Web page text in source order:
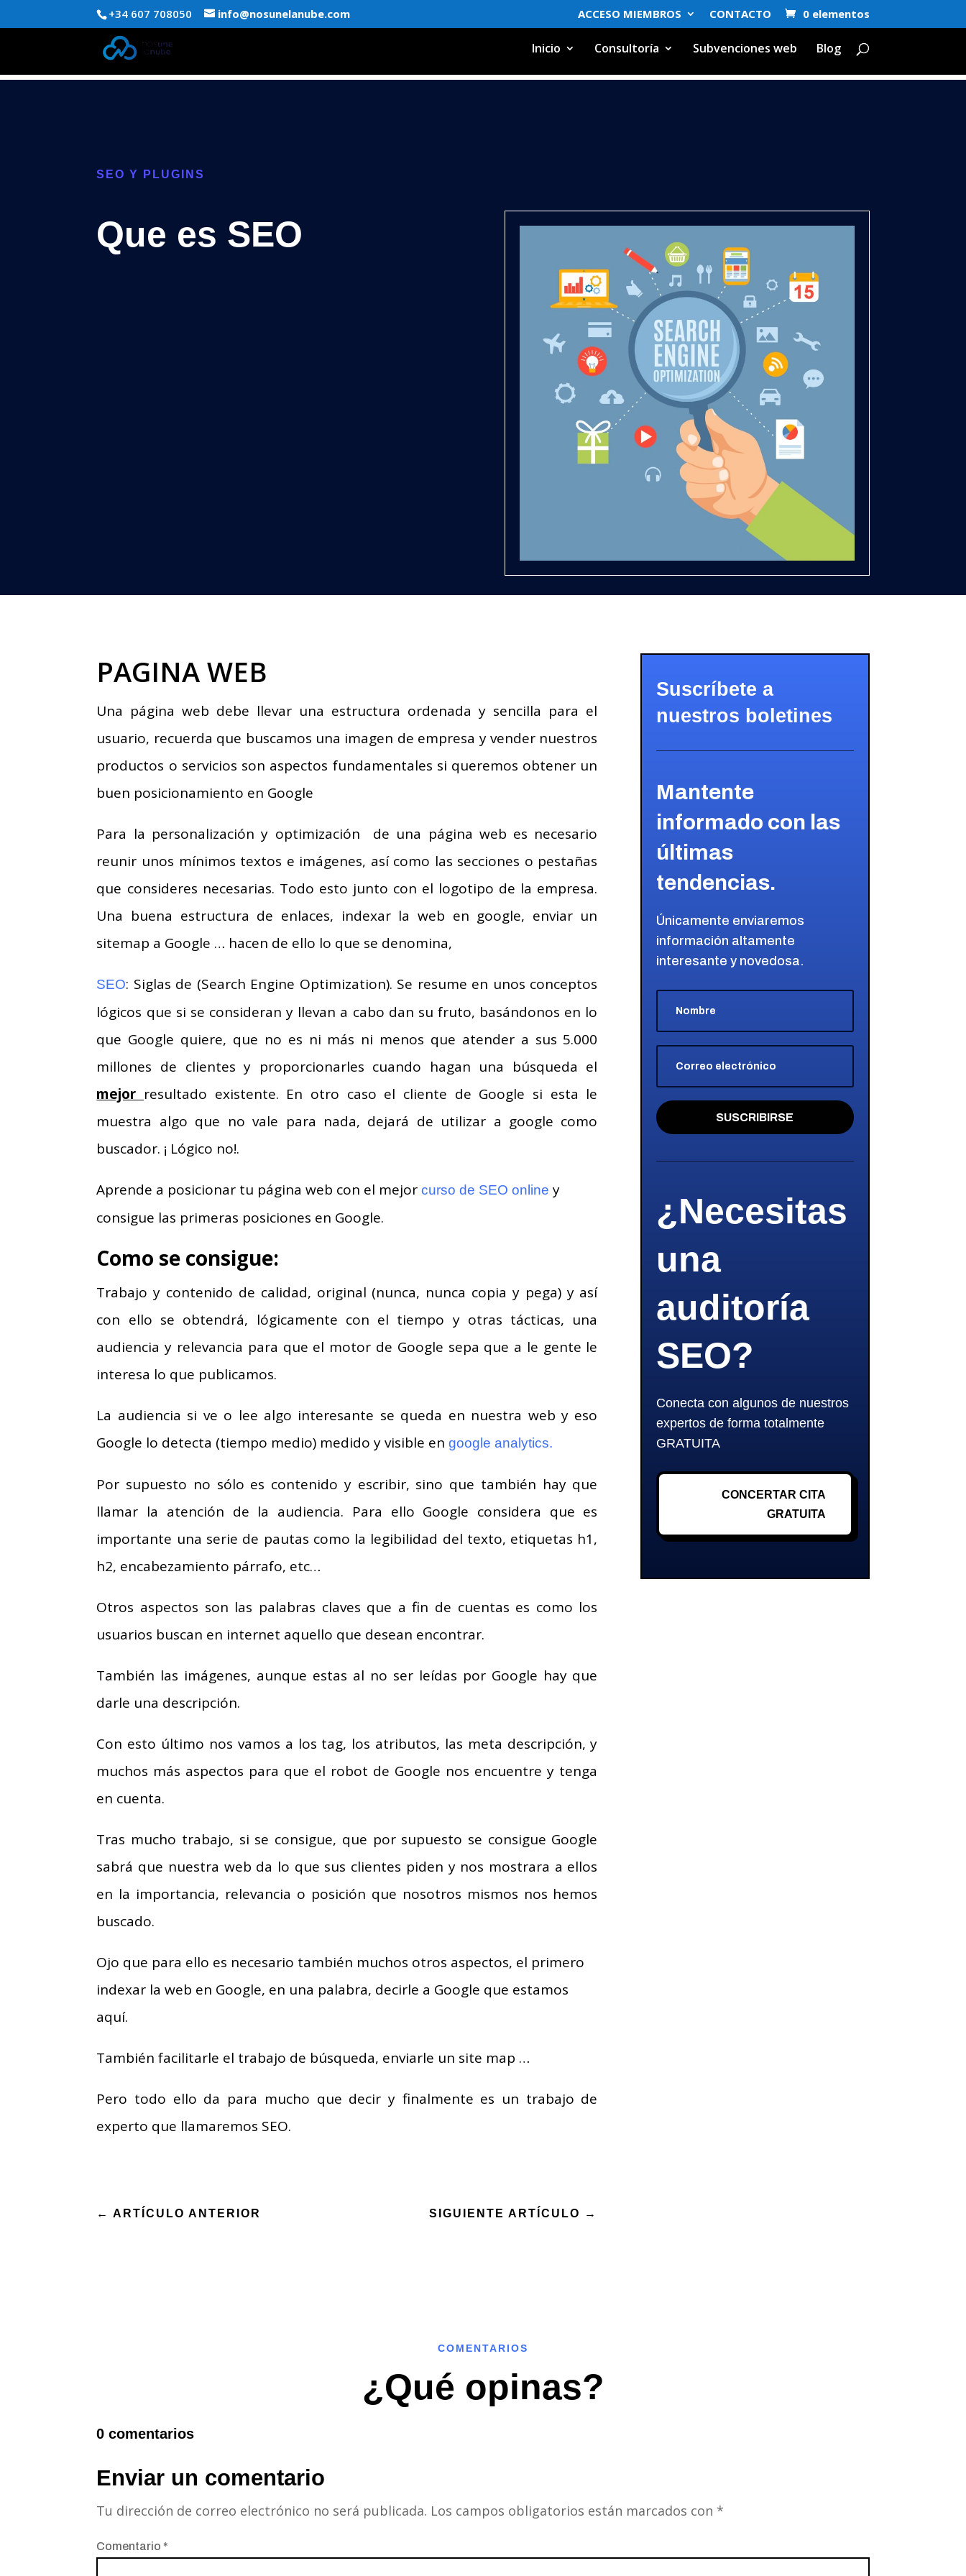
+34 607 708050 info@nosunelanube.com ACCESO MIEMBROS CONTACTO 0 elementos
Inicio Consultoría Subvenciones web Blog
SEO Y PLUGINS
Que es SEO
PAGINA WEB
Una página web debe llevar una estructura ordenada y sencilla para el
usuario, recuerda que buscamos una imagen de empresa y vender nuestros
productos o servicios son aspectos fundamentales si queremos obtener un
buen posicionamiento en Google
Para la personalización y optimización de una página web es necesario
reunir unos mínimos textos e imágenes, así como las secciones o pestañas
que consideres necesarias. Todo esto junto con el logotipo de la empresa.
Una buena estructura de enlaces, indexar la web en google, enviar un
sitemap a Google … hacen de ello lo que se denomina,
SEO: Siglas de (Search Engine Optimization). Se resume en unos conceptos
lógicos que si se consideran y llevan a cabo dan su fruto, basándonos en lo
que Google quiere, que no es ni más ni menos que atender a sus 5.000
millones de clientes y proporcionarles cuando hagan una búsqueda el
mejor resultado existente. En otro caso el cliente de Google si esta le
muestra algo que no vale para nada, dejará de utilizar a google como
buscador. ¡ Lógico no!.
Aprende a posicionar tu página web con el mejorcurso de SEO onliney
consigue las primeras posiciones en Google.
Como se consigue:
Trabajo y contenido de calidad, original (nunca, nunca copia y pega) y así
con ello se obtendrá, lógicamente con el tiempo y otras tácticas, una
audiencia y relevancia para que el motor de Google sepa que a le gente le
interesa lo que publicamos.
La audiencia si ve o lee algo interesante se queda en nuestra web y eso
Google lo detecta (tiempo medio) medido y visible engoogle analytics.
Por supuesto no sólo es contenido y escribir, sino que también hay que
llamar la atención de la audiencia. Para ello Google considera que es
importante una serie de pautas como la legibilidad del texto, etiquetas h1,
h2, encabezamiento párrafo, etc…
Otros aspectos son las palabras claves que a fin de cuentas es como los
usuarios buscan en internet aquello que desean encontrar.
También las imágenes, aunque estas al no ser leídas por Google hay que
darle una descripción.
Con esto último nos vamos a los tag, los atributos, las meta descripción, y
muchos más aspectos para que el robot de Google nos encuentre y tenga
en cuenta.
Tras mucho trabajo, si se consigue, que por supuesto se consigue Google
sabrá que nuestra web da lo que sus clientes piden y nos mostrara a ellos
en la importancia, relevancia o posición que nosotros mismos nos hemos
buscado.
Ojo que para ello es necesario también muchos otros aspectos, el primero
indexar la web en Google, en una palabra, decirle a Google que estamos
aquí.
También facilitarle el trabajo de búsqueda, enviarle un site map …
Pero todo ello da para mucho que decir y finalmente es un trabajo de
experto que llamaremos SEO.
←ARTÍCULO ANTERIOR SIGUIENTE ARTÍCULO →
Suscríbete a
nuestros boletines
Mantente
informado con las
últimas
tendencias.
Únicamente enviaremos
información altamente
interesante y novedosa.
SUSCRIBIRSE
¿Necesitas
una
auditoría
SEO?
Conecta con algunos de nuestros
expertos de forma totalmente
GRATUITA
CONCERTAR CITA
GRATUITA
COMENTARIOS
¿Qué opinas?
0 comentarios
Enviar un comentario
Tu dirección de correo electrónico no será publicada. Los campos obligatorios están marcados con *
Comentario *